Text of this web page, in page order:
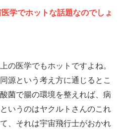
学でホットな話題なのでしょ
の医学でもホットですよね。
源という考え方に通じるとこ
菌で腸の環境を整えれば、病
いうのはヤクルトさんのこれ
、それは宇宙飛行士がおかれ